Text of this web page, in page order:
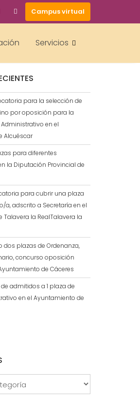
Campus virtual
Servicios
para la selección de
por oposición para la
en el
Alcuéscar
para diferentes
la Diputación Provincial de
para cubrir una plaza
a, adscrito a Secretaría en el
la RealTalavera la
dos plazas de Ordenanza,
concurso oposición
de Cáceres
admitidos a 1 plaza de
en el Ayuntamiento de